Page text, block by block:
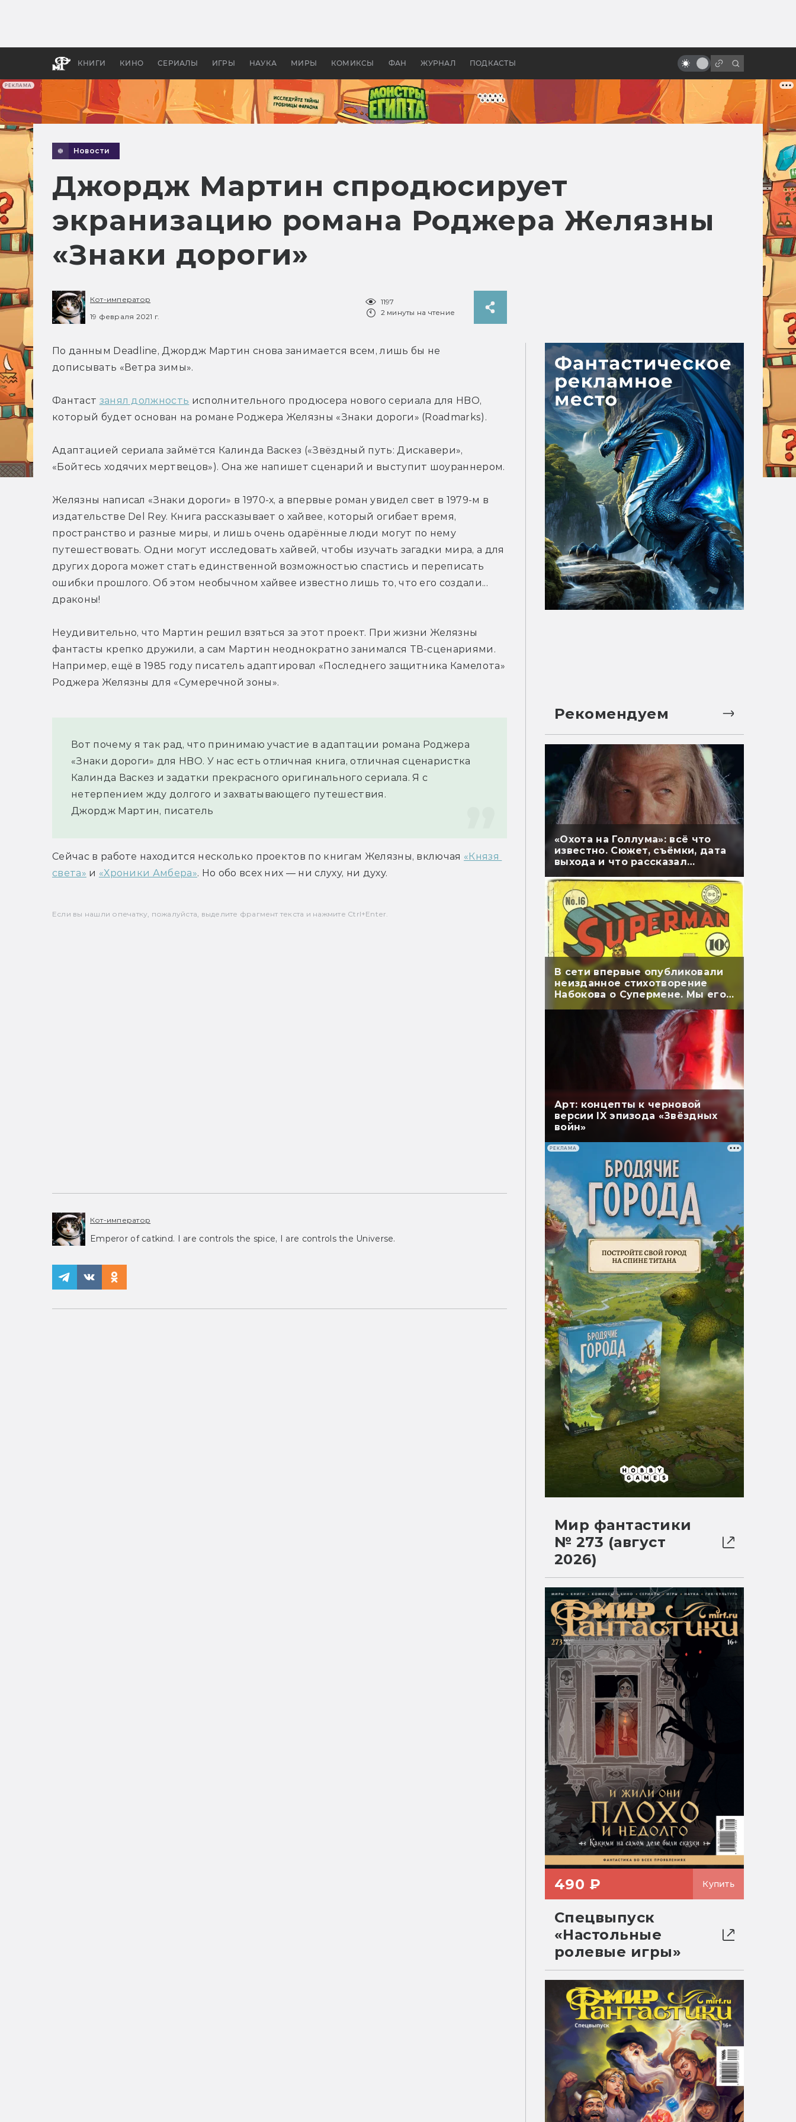
РЕКЛАМА
КНИГИ КИНО СЕРИАЛЫ ИГРЫ НАУКА МИРЫ КОМИКСЫ ФАН ЖУРНАЛ ПОДКАСТЫ
апокалипсис, в России —
бы «Властелина колец»
актёрства»
Новости
Джордж Мартин спродюсирует
экранизацию романа Роджера Желязны
«Знаки дороги»
Кот-император
19 февраля 2021 г.
1197
2 минуты на чтение
По данным Deadline, Джордж Мартин снова занимается всем, лишь бы не
дописывать «Ветра зимы».
Фантаст занял должность исполнительного продюсера нового сериала для HBO,
который будет основан на романе Роджера Желязны «Знаки дороги» (Roadmarks).
Адаптацией сериала займётся Калинда Васкез («Звёздный путь: Дискавери»,
«Бойтесь ходячих мертвецов»). Она же напишет сценарий и выступит шоураннером.
Желязны написал «Знаки дороги» в 1970-х, а впервые роман увидел свет в 1979-м в
издательстве Del Rey. Книга рассказывает о хайвее, который огибает время,
пространство и разные миры, и лишь очень одарённые люди могут по нему
путешествовать. Одни могут исследовать хайвей, чтобы изучать загадки мира, а для
других дорога может стать единственной возможностью спастись и переписать
ошибки прошлого. Об этом необычном хайвее известно лишь то, что его создали...
драконы!
Неудивительно, что Мартин решил взяться за этот проект. При жизни Желязны
фантасты крепко дружили, а сам Мартин неоднократно занимался ТВ-сценариями.
Например, ещё в 1985 году писатель адаптировал «Последнего защитника Камелота»
Роджера Желязны для «Сумеречной зоны».
Вот почему я так рад, что принимаю участие в адаптации романа Роджера
«Знаки дороги» для HBO. У нас есть отличная книга, отличная сценаристка
Калинда Васкез и задатки прекрасного оригинального сериала. Я с
нетерпением жду долгого и захватывающего путешествия.
Джордж Мартин, писатель
Сейчас в работе находится несколько проектов по книгам Желязны, включая «Князя
света» и «Хроники Амбера». Но обо всех них — ни слуху, ни духу.
Если вы нашли опечатку, пожалуйста, выделите фрагмент текста и нажмите Ctrl+Enter.
Кот-император
Emperor of catkind. I are controls the spice, I are controls the Universe.
Рекомендуем
«Охота на Голлума»: всё что
известно. Сюжет, съёмки, дата
выхода и что рассказал
В сети впервые опубликовали
неизданное стихотворение
Набокова о Супермене. Мы его
перевели
Арт: концепты к черновой
версии IX эпизода «Звёздных
войн»
РЕКЛАМА
Мир фантастики
№ 273 (август
2026)
490 ₽ Купить
Спецвыпуск
«Настольные
ролевые игры»